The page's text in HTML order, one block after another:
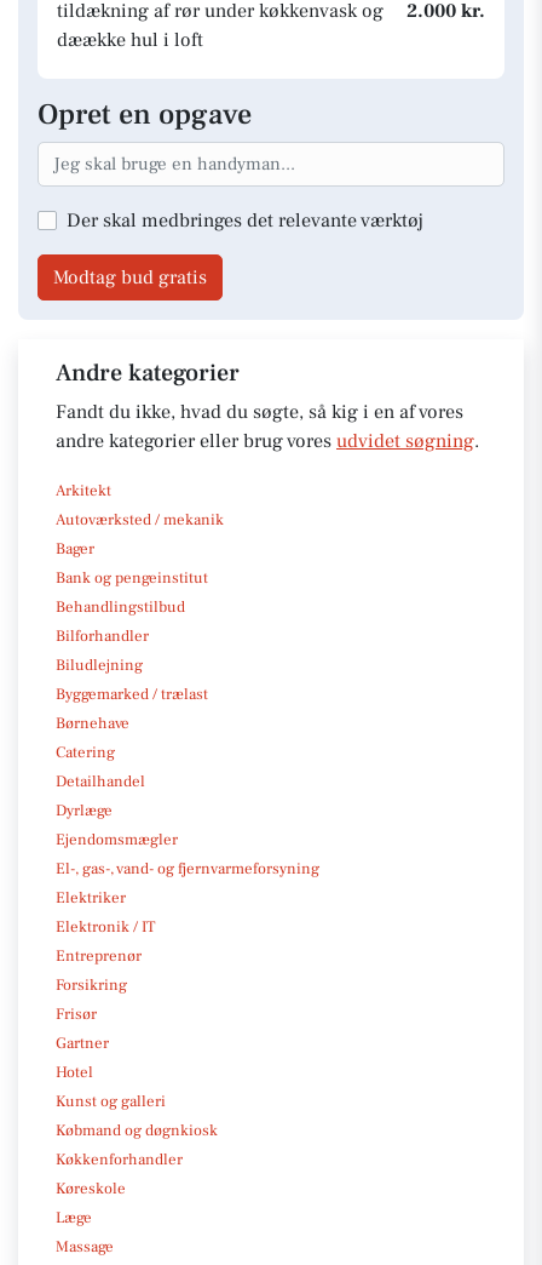
tildækning af rør under køkkenvask og
dæække hul i loft
2.000 kr.
Opret en opgave
Der skal medbringes det relevante værktøj
Modtag bud gratis
Andre kategorier
Fandt du ikke, hvad du søgte, så kig i en af vores
andre kategorier eller brug vores udvidet søgning.
Arkitekt
Autoværksted / mekanik
Bager
Bank og pengeinstitut
Behandlingstilbud
Bilforhandler
Biludlejning
Byggemarked / trælast
Børnehave
Catering
Detailhandel
Dyrlæge
Ejendomsmægler
El-, gas-, vand- og fjernvarmeforsyning
Elektriker
Elektronik / IT
Entreprenør
Forsikring
Frisør
Gartner
Hotel
Kunst og galleri
Købmand og døgnkiosk
Køkkenforhandler
Køreskole
Læge
Massage